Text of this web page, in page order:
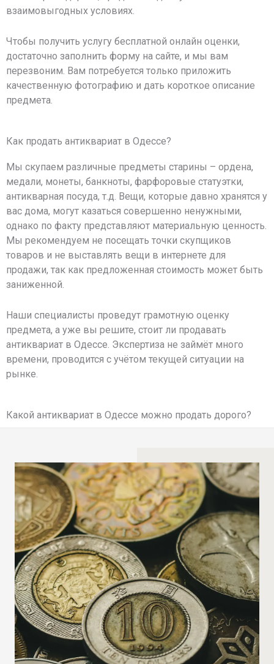
взаимовыгодных условиях.
Чтобы получить услугу бесплатной онлайн оценки,
достаточно заполнить форму на сайте, и мы вам
перезвоним. Вам потребуется только приложить
качественную фотографию и дать короткое описание
предмета.
Как продать антиквариат в Одессе?
Мы скупаем различные предметы старины – ордена,
медали, монеты, банкноты, фарфоровые статуэтки,
антикварная посуда, т.д. Вещи, которые давно хранятся у
вас дома, могут казаться совершенно ненужными,
однако по факту представляют материальную ценность.
Мы рекомендуем не посещать точки скупщиков
товаров и не выставлять вещи в интернете для
продажи, так как предложенная стоимость может быть
заниженной.
Наши специалисты проведут грамотную оценку
предмета, а уже вы решите, стоит ли продавать
антиквариат в Одессе. Экспертиза не займёт много
времени, проводится с учётом текущей ситуации на
рынке.
Какой антиквариат в Одессе можно продать дорого?